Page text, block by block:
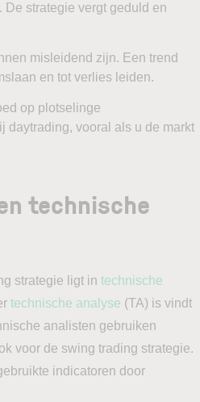
strategie vergt geduld en
misleidend zijn. Een trend
en tot verlies leiden.
op plotselinge
daytrading, vooral als u de markt
technische
strategie ligt in technische
technische analyse (TA) is vindt
analisten gebruiken
voor de swing trading strategie.
indicatoren door